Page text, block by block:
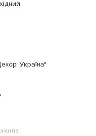
Україна"